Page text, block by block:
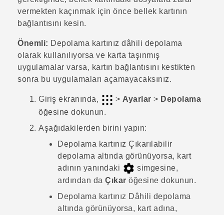
vermekten kaçınmak için önce bellek kartının
bağlantısını kesin.
Önemli: Depolama kartınız dâhili depolama
olarak kullanılıyorsa ve karta taşınmış
uygulamalar varsa, kartın bağlantısını kestikten
sonra bu uygulamaları açamayacaksınız.
Giriş ekranında, > Ayarlar > Depolama
öğesine dokunun.
Aşağıdakilerden birini yapın:
Depolama kartınız Çıkarılabilir
depolama altında görünüyorsa, kart
adının yanındaki
simgesine,
ardından da Çıkar öğesine dokunun.
Depolama kartınız Dâhili depolama
altında görünüyorsa, kart adına,